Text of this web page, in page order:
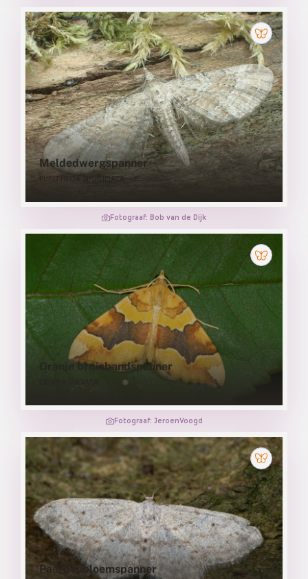
Meldedwergspanner
EUPITHECIA SIMPLICIATA
Fotograaf: Bob van de Dijk
Oranje bruinbandspanner
Fotograaf: JeroenVoogd
Paardenbloemspanner